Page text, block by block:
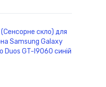
(Сенсорне скло) для
Samsung Galaxy
Duos GT-I9060 синій